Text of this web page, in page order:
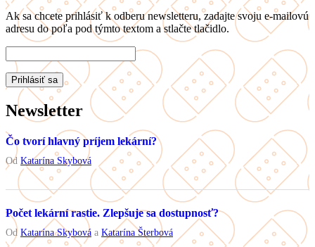
Ak sa chcete prihlásiť k odberu newsletteru, zadajte svoju e-mailovú
adresu do poľa pod týmto textom a stlačte tlačidlo.
Newsletter
Čo tvorí hlavný príjem lekární?
Od Katarína Skybová
Počet lekární rastie. Zlepšuje sa dostupnosť?
Od Katarína Skybová a Katarína Šterbová